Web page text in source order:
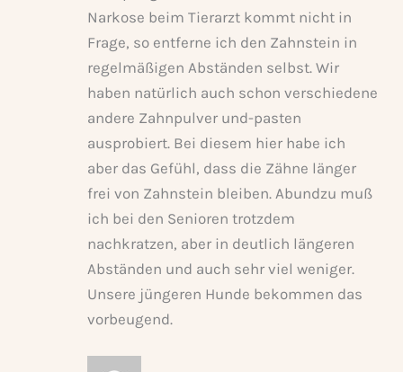
Narkose beim Tierarzt kommt nicht in
Frage, so entferne ich den Zahnstein in
regelmäßigen Abständen selbst. Wir
haben natürlich auch schon verschiedene
andere Zahnpulver und-pasten
ausprobiert. Bei diesem hier habe ich
aber das Gefühl, dass die Zähne länger
frei von Zahnstein bleiben. Abundzu muß
ich bei den Senioren trotzdem
nachkratzen, aber in deutlich längeren
Abständen und auch sehr viel weniger.
Unsere jüngeren Hunde bekommen das
vorbeugend.